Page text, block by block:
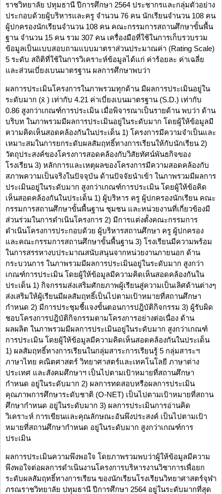
ราชวิทยาลัย ปทุมธานี ปีการศึกษา 2564 ประชากรและกลุ่มตัวอย่าง
ประกอบด้วยผู้บริหารและครู จำนวน 76 คน นักเรียนจำนวน 108 คน
ผู้ปกครองนักเรียนจำนวน 108 คน คณะกรรมการสถานศึกษาขั้นพื้น
ฐาน จำนวน 15 คน รวม 307 คน เครื่องมือที่ใช้ในการเก็บรวบรวม
ข้อมูลเป็นแบบสอบถามแบบมาตราส่วนประมาณค่า (Rating Scale)
5 ระดับ สถิติที่ใช้ในการวิเคราะห์ข้อมูลได้แก่ ค่าร้อยละ ค่าเฉลี่ย
และส่วนเบี่ยงเบนมาตรฐาน ผลการศึกษาพบว่า
ผลการประเมินโครงการในภาพรวมทุกด้าน มีผลการประเมินอยู่ใน
ระดับมาก (x̄ ) เท่ากับ 4.21 ค่าเบี่ยงเบนมาตรฐาน (S.D.) เท่ากับ
0.86 สูงกว่าเกณฑ์การประเมิน เมื่อพิจารณาเป็นรายด้าน พบว่า ด้าน
บริบท ในภาพรวมมีผลการประเมินอยู่ในระดับมาก โดยผู้ให้ข้อมูลมี
ความคิดเห็นสอดคล้องกันในประเด็น 1) โครงการมีความจำเป็นและ
เหมาะสมในการยกระดับผลสัมฤทธิ์ทางการเรียนให้กับนักเรียน 2)
วัตถุประสงค์ของโครงการสอดคล้องกับวิสัยทัศน์พันธกิจของ
โรงเรียน 3) หลักการและเหตุผลของโครงการมีความสอดคล้องกับ
สภาพความเป็นจริงในปัจจุบัน ด้านปัจจัยนำเข้า ในภาพรวมมีผลการ
ประเมินอยู่ในระดับมาก สูงกว่าเกณฑ์การประเมิน โดยผู้ให้ข้อคิด
เห็นสอดคล้องกันในประเด็น 1) ผู้บริหาร ครู ผู้ปกครองนักเรียน คณะ
กรรมการสถานศึกษาขั้นพื้นฐาน ชุมชน และหน่วยงานที่เกี่ยวข้องมี
ส่วนร่วมในการดำเนินโครงการ 2) มีการแต่งตั้งคณะกรรมการ
ดำเนินโครงการประกอบด้วย ผู้บริหารสถานศึกษา ครู ผู้ปกครอง
และคณะกรรมการสถานศึกษาขั้นพื้นฐาน 3) โรงเรียนมีความพร้อม
ในการสรรหางบประมาณสนับสนุนจากหน่วยงานภายนอก ด้าน
กระบวนการ ในภาพรวมมีผลการประเมินอยู่ในระดับมาก สูงกว่า
เกณฑ์การประเมิน โดยผู้ให้ข้อมูลมีความคิดเห็นสอดคล้องกันใน
ประเด็น 1) กิจกรรมส่งเสริมศักยภาพผู้เรียนสู่ความเป็นเลิศด้านต่างๆ
ส่งเสริมให้ผู้เรียนมีผลสัมฤทธิ์เป็นไปตามเป้าหมายที่สถานศึกษา
กำหนด 2) มีการประชุมชี้แจงขั้นตอนการปฎิบัติกิจกรรม 3) ผู้รับผิด
ชอบโครงการปฎิบัติกิจกรรมตามโครงการอย่างต่อเนื่อง ด้าน
ผลผลิต ในภาพรวมมีผลการประเมินอยู่ในระดับมาก สูงกว่าเกณฑ์
การประเมิน โดยผู้ให้ข้อมูลมีความคิดเห็นสอดคล้องกันในประเด็น
1) ผลสัมฤทธิ์ทางการเรียนในกลุ่มสาระการเรียนรู้ 5 กลุ่มสาระฯ
ภาษาไทย คณิตศาสตร์ วิทยาศาสตร์และเทคโนโลยี ภาษาต่าง
ประเทศ และสังคมศึกษาฯ เป็นไปตามเป้าหมายที่สถานศึกษา
กำหนด อยู่ในระดับมาก 2) ผลการทดสอบหรือผลการประเมิน
คุณภาพการศึกษาระดับชาติ (O-NET) เป็นไปตามเป้าหมายที่สถาน
ศึกษากำหนด อยู่ในระดับมาก 3) ผลการประเมินการอ่านคิด
วิเคราะห์ การเขียนและคุณลักษณะอันพึงประสงค์ เป็นไปตามเป้า
หมายที่สถานศึกษากำหนด อยู่ในระดับมาก สูงกว่าเกณฑ์การ
ประเมิน
ผลการประเมินความพึงพอใจ โดยภาพรวมพบว่าผู้ให้ข้อมูลมีความ
พึงพอใจต่อผลการดำเนินงานโครงการบริหารงานวิชาการเพื่อยก
ระดับผลสัมฤทธิ์ทางการเรียน ของนักเรียนโรงเรียนวิทยาศาสตร์จุฬา
ภรณราชวิทยาลัย ปทุมธานี ปีการศึกษา 2564 อยู่ในระดับมากที่สุด